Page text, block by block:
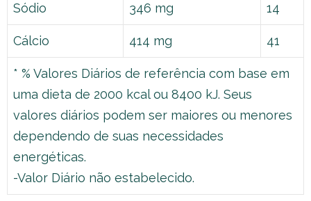
Sódio 346 mg 14
Cálcio 414 mg 41
* % Valores Diários de referência com base em
uma dieta de 2000 kcal ou 8400 kJ. Seus
valores diários podem ser maiores ou menores
dependendo de suas necessidades
energéticas.
-Valor Diário não estabelecido.